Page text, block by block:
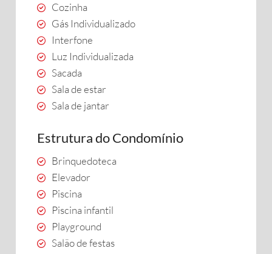
Cozinha
Gás Individualizado
Interfone
Luz Individualizada
Sacada
Sala de estar
Sala de jantar
Estrutura do Condomínio
Brinquedoteca
Elevador
Piscina
Piscina infantil
Playground
Salão de festas